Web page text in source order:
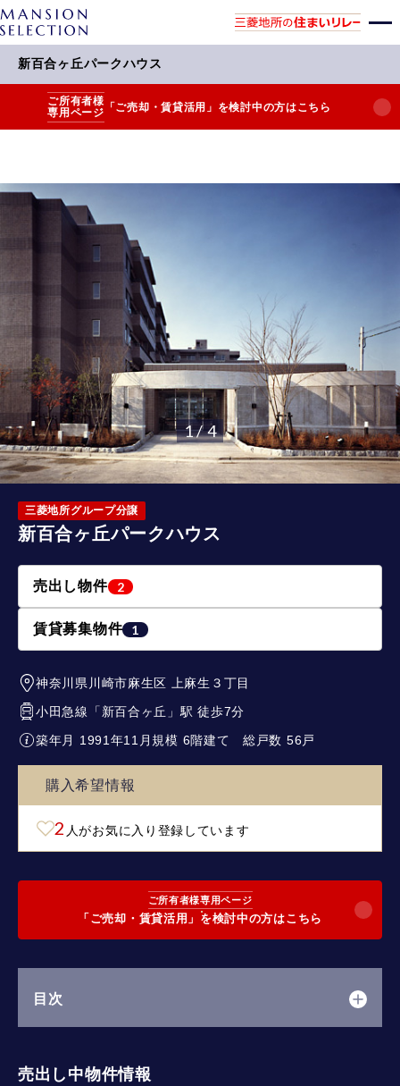
新百合ヶ丘パークハウス
ご所有者様
専用ページ 「ご売却・賃貸活用」を検討中の方はこちら
1 / 4
三菱地所グループ分譲
新百合ヶ丘パークハウス
売出し物件 2
賃貸募集物件 1
神奈川県川崎市麻生区 上麻生３丁目
小田急線
「 新百合ヶ丘 」駅 徒歩7分
築年月 1991年11月規模 6階建て総戸数 56戸
購入希望情報
2 人がお気に入り登録しています
ご所有者様専用ページ
「ご売却・賃貸活用」を検討中の方はこちら
目次
売出し中物件情報